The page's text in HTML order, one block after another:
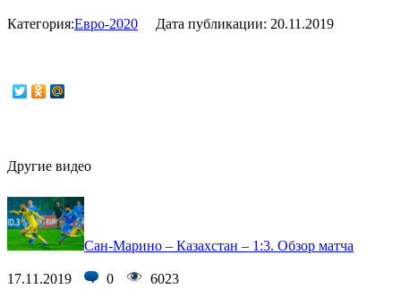
Категория:Евро-2020 Дата публикации: 20.11.2019
Другие видео
Сан-Марино – Казахстан – 1:3. Обзор матча
17.11.2019 0 6023